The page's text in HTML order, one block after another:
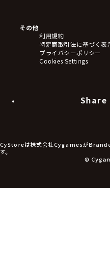
その他
利用規約
特定商取引法に基づく表
プライバシーポリシー
Cookies Settings
Share
CyStoreは株式会社Cygamesが
す。
©